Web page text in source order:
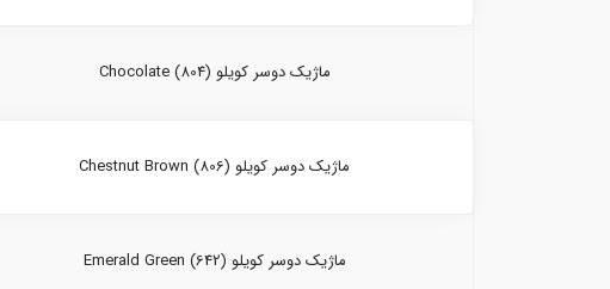
ماژیک دوسر کویلو Chocolate (804)
ماژیک دوسر کویلو Chestnut Brown (806)
ماژیک دوسر کویلو Emerald Green (642)